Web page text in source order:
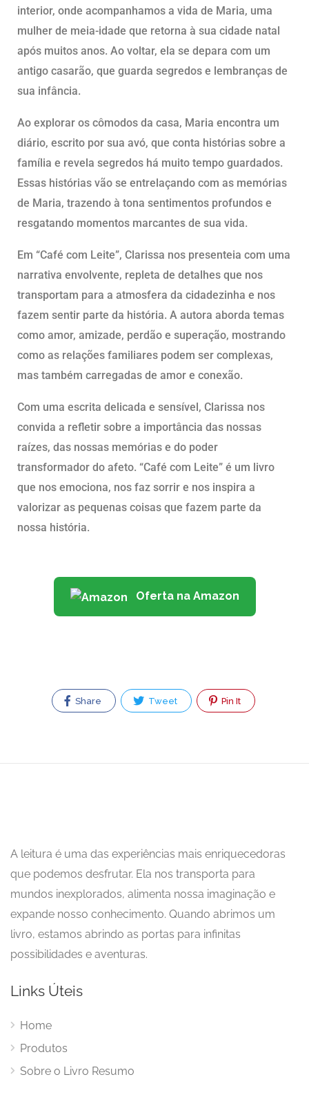
interior, onde acompanhamos a vida de Maria, uma
mulher de meia-idade que retorna à sua cidade natal
após muitos anos. Ao voltar, ela se depara com um
antigo casarão, que guarda segredos e lembranças de
sua infância.
Ao explorar os cômodos da casa, Maria encontra um
diário, escrito por sua avó, que conta histórias sobre a
família e revela segredos há muito tempo guardados.
Essas histórias vão se entrelaçando com as memórias
de Maria, trazendo à tona sentimentos profundos e
resgatando momentos marcantes de sua vida.
Em “Café com Leite”, Clarissa nos presenteia com uma
narrativa envolvente, repleta de detalhes que nos
transportam para a atmosfera da cidadezinha e nos
fazem sentir parte da história. A autora aborda temas
como amor, amizade, perdão e superação, mostrando
como as relações familiares podem ser complexas,
mas também carregadas de amor e conexão.
Com uma escrita delicada e sensível, Clarissa nos
convida a refletir sobre a importância das nossas
raízes, das nossas memórias e do poder
transformador do afeto. “Café com Leite” é um livro
que nos emociona, nos faz sorrir e nos inspira a
valorizar as pequenas coisas que fazem parte da
nossa história.
Oferta na Amazon
Share Tweet Pin It
A leitura é uma das experiências mais enriquecedoras
que podemos desfrutar. Ela nos transporta para
mundos inexplorados, alimenta nossa imaginação e
expande nosso conhecimento. Quando abrimos um
livro, estamos abrindo as portas para infinitas
possibilidades e aventuras.
Links Úteis
Home
Produtos
Sobre o Livro Resumo